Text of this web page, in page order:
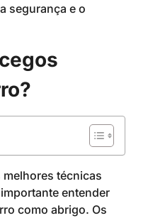
segurança e o
técnicas
entender
como abrigo. Os